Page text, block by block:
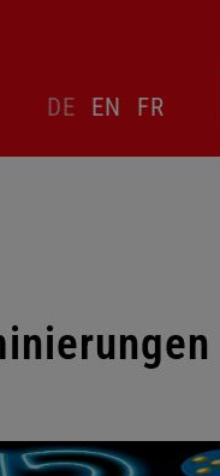
überspringen
DE EN FR